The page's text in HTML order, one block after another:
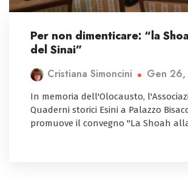
Per non dimenticare: “la
del Sinai”
Cristiana Simoncini Gen
In memoria dell'Olocausto,
Quaderni storici Esini a Palazzo
promuove il convegno "La Shoah